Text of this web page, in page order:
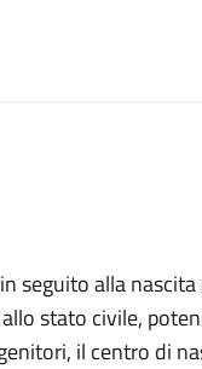
seguito alla
stato civile,
il centro di